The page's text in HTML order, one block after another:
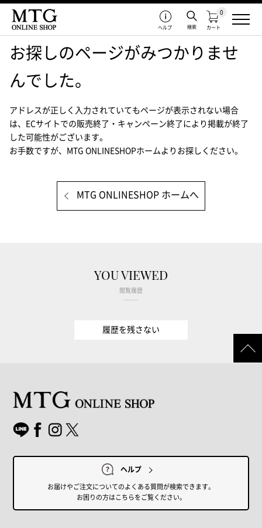
カート
0
検索
ヘルプ
お探しのページがみつかりませ
んでした。
アドレスが正しく入力されていてもページが表示されない場合
は、
ECサイトでの販売終了・キャンペーン終了により掲載が終了
した可能性がございます。
お手数ですが、MTG ONLINESHOPホームよりお探しください。
MTG ONLINESHOP ホームへ
YOU VIEWED
閲覧履歴
履歴を残さない
ヘルプ
お届けやご注文についてのよくある質問が検索できます。
お困りの方はこちらをご覧ください。